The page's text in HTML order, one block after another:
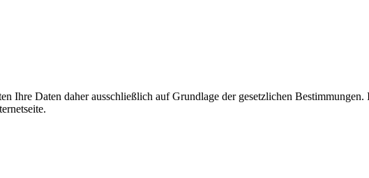
Ihre Daten daher ausschließlich auf Grundlage der gesetzlichen